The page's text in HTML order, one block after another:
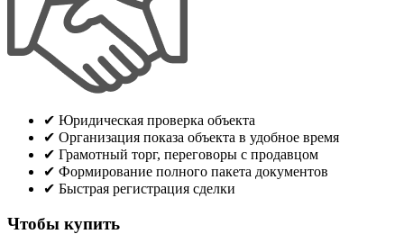
✔ Юридическая проверка объекта
✔ Организация показа объекта в удобное время
✔ Грамотный торг, переговоры с продавцом
✔ Формирование полного пакета документов
✔ Быстрая регистрация сделки
Чтобы купить